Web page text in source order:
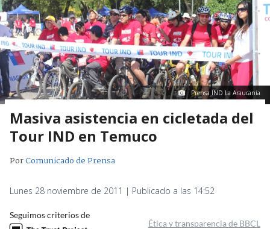
Prensa IND La Araucanía
Masiva asistencia en cicletada del
Tour IND en Temuco
PorComunicado de Prensa
Lunes 28 noviembre de 2011 | Publicado a las 14:52
Seguimos criterios de
Ética y transparencia de BBCL